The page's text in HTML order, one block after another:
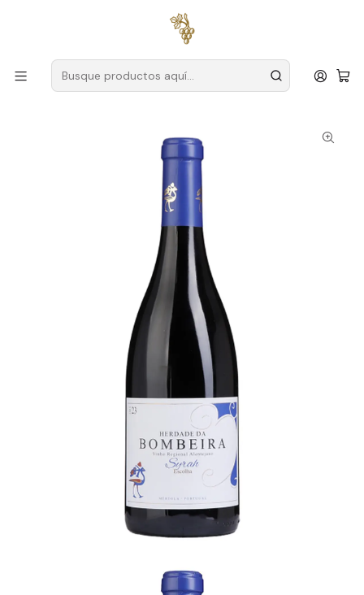
para pedidos superiores a
Productores Alentejo
Herdade da Bombeira
Herdade da Bombeira Syrah Alentejo Red Wine 75cl